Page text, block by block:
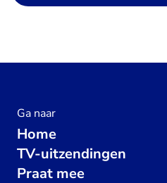
Ga naar
Home
TV-uitzendingen
Praat mee